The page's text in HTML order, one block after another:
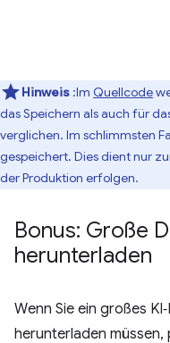
Hinweis :Im Quellcode
das Speichern als auch für
verglichen. Im schlimmsten
gespeichert. Dies dient nur
der Produktion erfolgen.
Bonus: Große
herunterladen
Wenn Sie ein großes
herunterladen müssen,